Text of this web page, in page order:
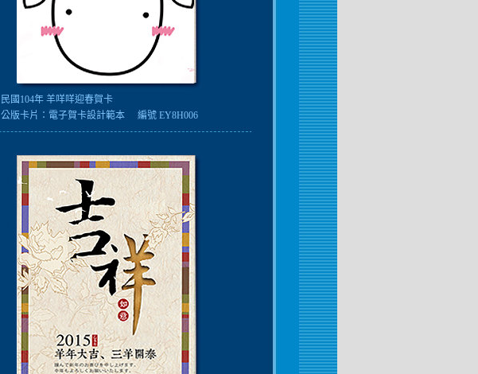
民國104年 羊咩咩迎春賀卡
公版卡片： 電子賀卡設計範本 編號 EY8H006